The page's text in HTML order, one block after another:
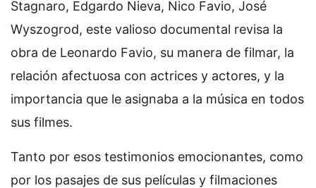
Stagnaro, Edgardo Nieva, Nico Favio, José
Wyszogrod, este valioso documental revisa la
obra de Leonardo Favio, su manera de filmar, la
relación afectuosa con actrices y actores, y la
importancia que le asignaba a la música en todos
sus filmes.
Tanto por esos testimonios emocionantes, como
por los pasajes de sus películas y filmaciones